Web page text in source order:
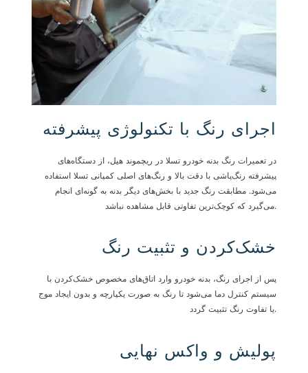
اجرای رنگ با تکنولوژی پیشرفته
در تعمیرات رنگ بدنه خودرو تسلا در ریچموند هیل، از دستگاه‌های
پیشرفته رنگ‌پاشی با دقت بالا و رنگ‌های اصلی کمپانی تسلا استفاده
می‌شود. مطابقت رنگ جدید با بخش‌های دیگر بدنه به گونه‌ای انجام
می‌گیرد که کوچک‌ترین تفاوتی قابل مشاهده نباشد.
خشک‌کردن و تثبیت رنگ
پس از اجرای رنگ، بدنه خودرو وارد اتاق‌های مخصوص خشک‌کردن با
سیستم کنترل دما می‌شود تا رنگ به صورت یکپارچه و بدون ایجاد موج
یا تفاوت رنگ تثبیت گردد.
پولیش و واکس نهایی